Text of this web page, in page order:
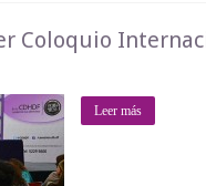
Coloquio
Leer más